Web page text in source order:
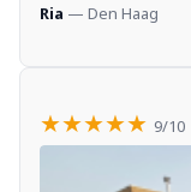
Ria — Den Haag
★★★★★ 9/10